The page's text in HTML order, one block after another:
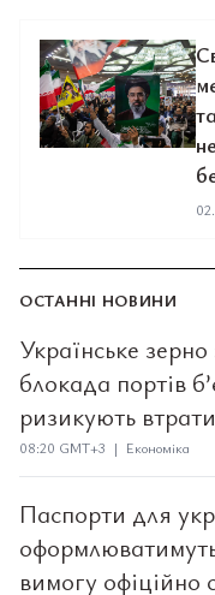
ОСТАННІ НОВИНИ
Українське
блокада портів
ризикують
08:20 GMT+3 | Економіка
Паспорти для
вимогу офіційно